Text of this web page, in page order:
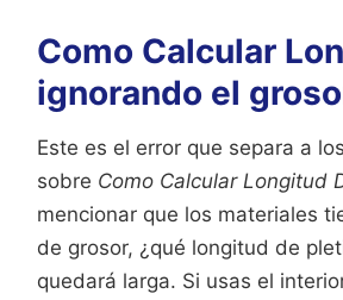
Como Calcular
ignorando el
Este es el error que separa a
sobre Como Calcular Longitud
mencionar que los materiales
de grosor, ¿qué longitud de
quedará larga. Si usas el